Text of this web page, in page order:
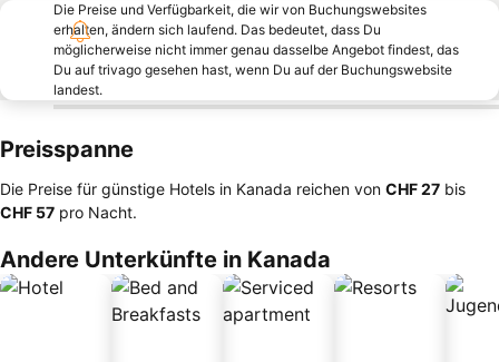
Die Preise und Verfügbarkeit, die wir von Buchungswebsites
erhalten, ändern sich laufend. Das bedeutet, dass Du
möglicherweise nicht immer genau dasselbe Angebot findest, das
Du auf trivago gesehen hast, wenn Du auf der Buchungswebsite
landest.
Preisspanne
Die Preise für günstige Hotels in Kanada reichen von ‎CHF 27 bis
‎CHF 57 pro Nacht.
Andere Unterkünfte in Kanada